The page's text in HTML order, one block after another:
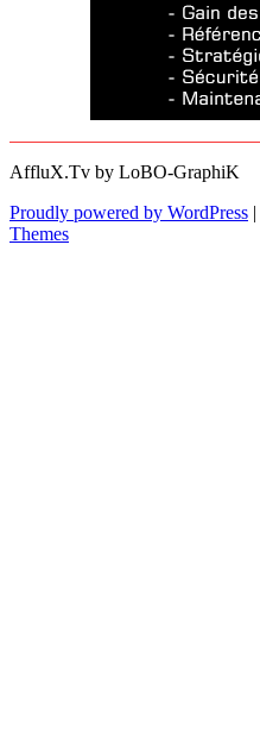
AffluX.Tv by LoBO-GraphiK
Proudly powered by WordPress |
Themes